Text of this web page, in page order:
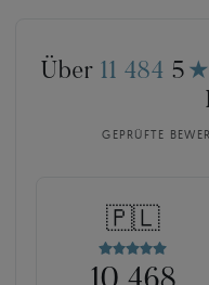
Über 11 484 5 ★
GEPRÜFTE
🇵🇱